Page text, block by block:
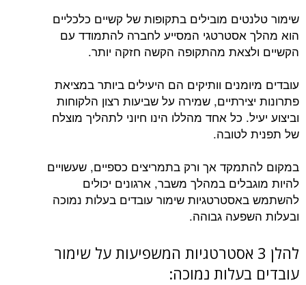
שימור טלנטים מובילים בתקופות של קשיים כלכליים
הוא מהלך אסטרטגי המסייע לחברה להתמודד עם
הקשיים ולצאת מהתקופה הקשה חזקה יותר.
עובדים מיומנים וותיקים הם היעילים ביותר במציאת
פתרונות יצירתיים, שמירה על שביעות רצון הלקוחות
וביצוע יעיל. כל אחד מהללו הינו חיוני לתהליך מוצלח
של תפנית לטובה.
במקום להתמקד אך ורק בתמריצים כספיים, שעשויים
להיות מוגבלים במהלך משבר, ארגונים יכולים
להשתמש באסטרטגיות שימור עובדים בעלות נמוכה
ובעלות השפעה גבוהה.
להלן 3 אסטרטגיות המשפיעות על שימור
עובדים בעלות נמוכה: